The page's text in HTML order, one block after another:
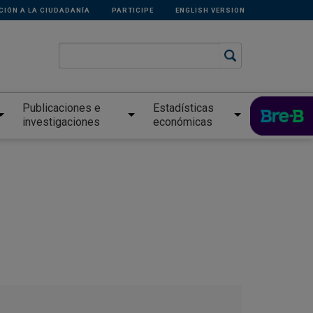
A LA CIUDADANÍA PARTICIPE ENGLISH VERSION
Publicaciones e
investigaciones
Estadísticas
económicas